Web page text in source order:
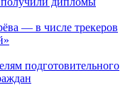
— в числе трекеров
подготовительного